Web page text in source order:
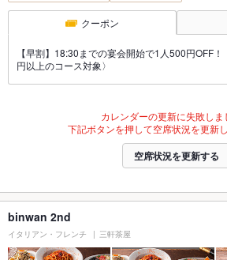
クーポン
【早割】18:30までの宴会開始で1人500円OFF
円以上のコース対象〉
カレンダーの更新に失敗しま
下記ボタンを押して空席状況を更新し
空席状況を更新する
binwan 2nd
イタリアン・フレンチ 三軒茶屋